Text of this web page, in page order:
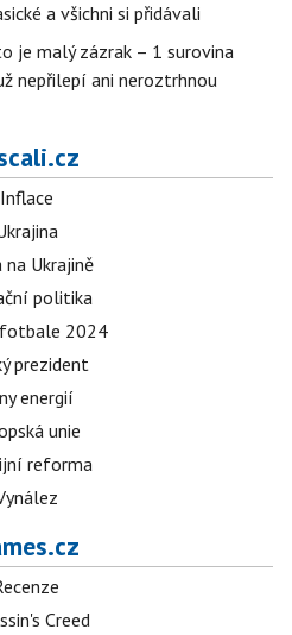
a všichni si přidávali
je malý zázrak – 1 surovina
nepřilepí ani neroztrhnou
Inflace
na Ukrajině
politika
2024
prezident
energií
unie
reforma
Creed